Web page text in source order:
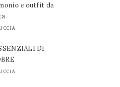
e outfit da
DI